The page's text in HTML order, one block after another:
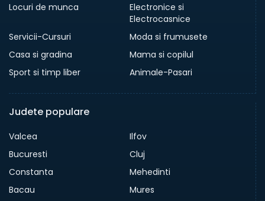
Locuri de munca
Electronice si
Electrocasnice
Servicii-Cursuri
Moda si frumusete
Casa si gradina
Mama si copilul
Sport si timp liber
Animale-Pasari
Judete populare
Valcea
Ilfov
Bucuresti
Cluj
Constanta
Mehedinti
Bacau
Mures